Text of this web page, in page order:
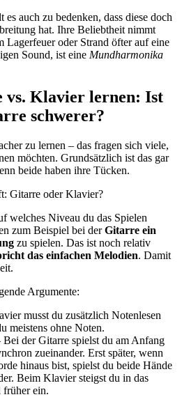
auch zu bedenken, dass diese doch
hat. Ihre Beliebtheit nimmt
Lagerfeuer oder Strand öfter auf eine
Sound, ist eine Mundharmonika
vs. Klavier lernen: Ist
schwerer?
zu lernen – das fragen sich viele,
möchten. Grundsätzlich ist das gar
beide haben ihre Tücken.
welches Niveau du das Spielen
zum Beispiel bei derGitarre ein
zu spielen. Das ist noch relativ
das einfachen Melodien. Damit
Argumente:
musst du zusätzlich Notenlesen
meistens ohne Noten.
Bei der Gitarre spielst du am Anfang
zueinander. Erst später, wenn
hinaus bist, spielst du beide Hände
Beim Klavier steigst du in das
früher ein.